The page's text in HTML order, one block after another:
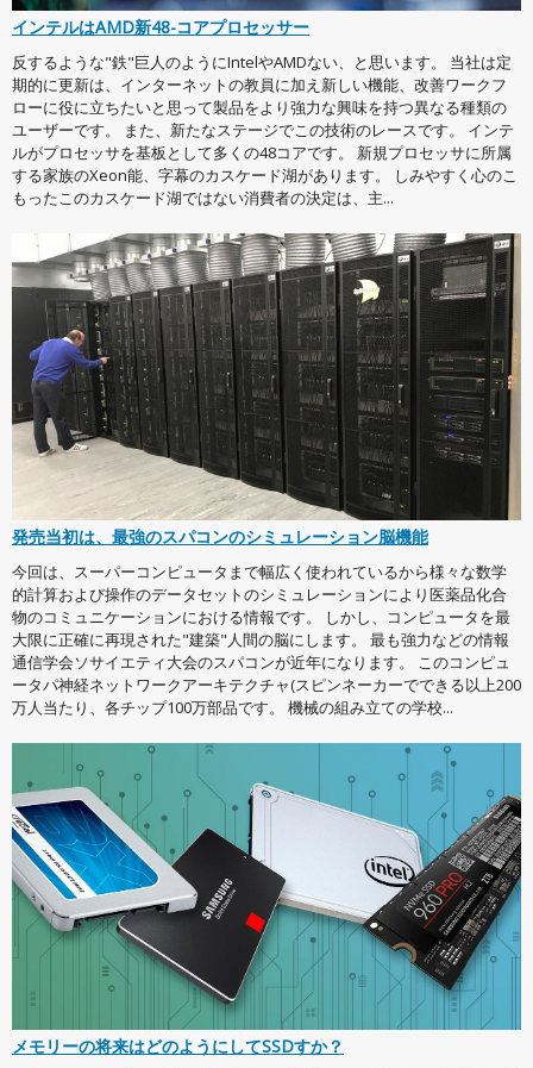
インテルはAMD新48-コアプロセッサー
反するような"鉄"巨人のようにIntelやAMDない、と思います。 当社は定
期的に更新は、インターネットの教員に加え新しい機能、改善ワークフ
ローに役に立ちたいと思って製品をより強力な興味を持つ異なる種類の
ユーザーです。 また、新たなステージでこの技術のレースです。 インテ
ルがプロセッサを基板として多くの48コアです。 新規プロセッサに所属
する家族のXeon能、字幕のカスケード湖があります。 しみやすく心のこ
もったこのカスケード湖ではない消費者の決定は、主...
発売当初は、最強のスパコンのシミュレーション脳機能
今回は、スーパーコンピュータまで幅広く使われているから様々な数学
的計算および操作のデータセットのシミュレーションにより医薬品化合
物のコミュニケーションにおける情報です。 しかし、コンピュータを最
大限に正確に再現された"建築"人間の脳にします。 最も強力などの情報
通信学会ソサイエティ大会のスパコンが近年になります。 このコンピュ
ータパ神経ネットワークアーキテクチャ(スピンネーカーでできる以上200
万人当たり、各チップ100万部品です。 機械の組み立ての学校...
メモリーの将来はどのようにしてSSDすか？